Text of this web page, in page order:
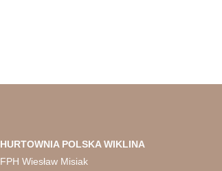
HURTOWNIA POLSKA WIKLINA
FPH Wiesław Misiak